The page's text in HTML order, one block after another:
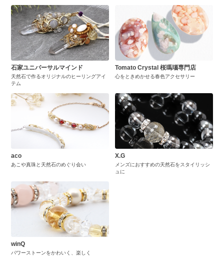
石家ユニバーサルマインド
天然石で作るオリジナルのヒーリングアイ
テム
Tomato Crystal 桜瑪瑙専門店
心をときめかせる春色アクセサリー
aco
あこや真珠と天然石のめぐり会い
X.G
メンズにおすすめの天然石をスタイリッシ
ュに
winQ
パワーストーンをかわいく、楽しく